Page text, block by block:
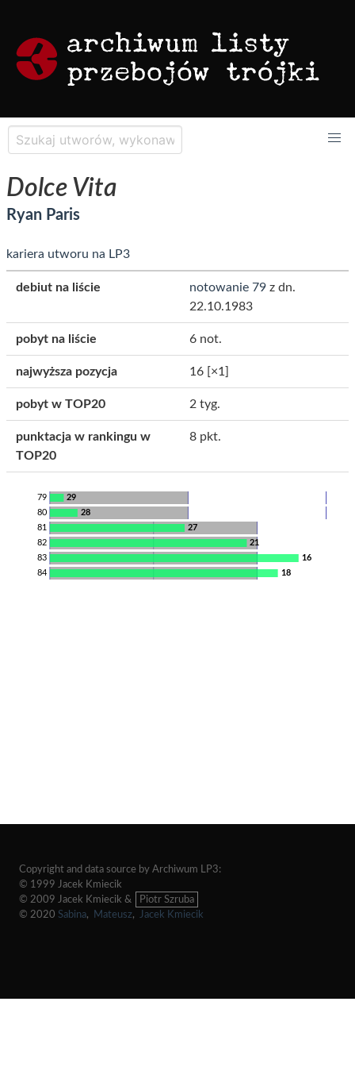
Dolce Vita
Ryan Paris
kariera utworu na LP3
debiut na liście notowanie 79 z dn.
22.10.1983
pobyt na liście 6 not.
najwyższa pozycja 16 [×1]
pobyt w TOP20 2 tyg.
punktacja w rankingu w
TOP20
8 pkt.
29
79
28
80
27
81
21
82
16
83
18
84
Copyright and data source by Archiwum LP3:
© 1999 Jacek Kmiecik
© 2009 Jacek Kmiecik &
Piotr Szruba
© 2020 Sabina, Mateusz, Jacek Kmiecik